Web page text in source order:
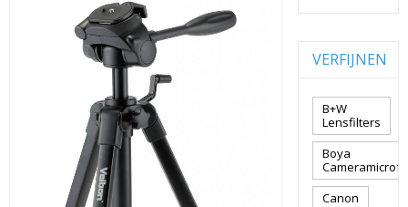
VERFIJNEN
B+W
Lensfilters
Boya
Canon